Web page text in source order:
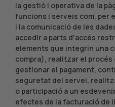
la gestió i operativa de la
funcions i serveis com, per
i la comunicació de les
accedir a parts d'accés
elements que integrin una
compra), realitzar el procés
gestionar el pagament,
seguretat del servei,
o participació a un
efectes de la facturació de